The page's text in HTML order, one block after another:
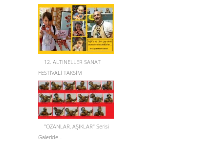
12. ALTINELLER SANAT
FESTİVALİ TAKSİM
"OZANLAR, AŞIKLAR" Serisi
Galeride...